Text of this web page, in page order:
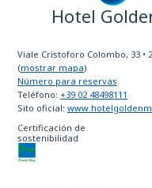
Hotel
Viale Cristoforo Colombo, 33 •
(mostrar mapa)
Número para reservas
Teléfono: +39 02 48498111
Sito oficial:
Certificación de
sostenibilidad